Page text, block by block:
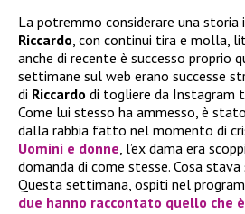
La potremmo considerare una
Riccardo, con continui tira e molla,
anche di recente è successo proprio
settimane sul web erano successe
di Riccardo di togliere da
Come lui stesso ha ammesso, è
dalla rabbia fatto nel momento di
Uomini e donne, l’ex dama era
domanda di come stesse. Cosa
Questa settimana, ospiti nel
due hanno raccontato quello che